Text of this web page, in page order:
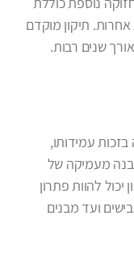
תיקון מוקדם
שנים רבות.
בזכות עמידותו,
מעמיקה של
יכול להוות פתרון
ועד מבנים